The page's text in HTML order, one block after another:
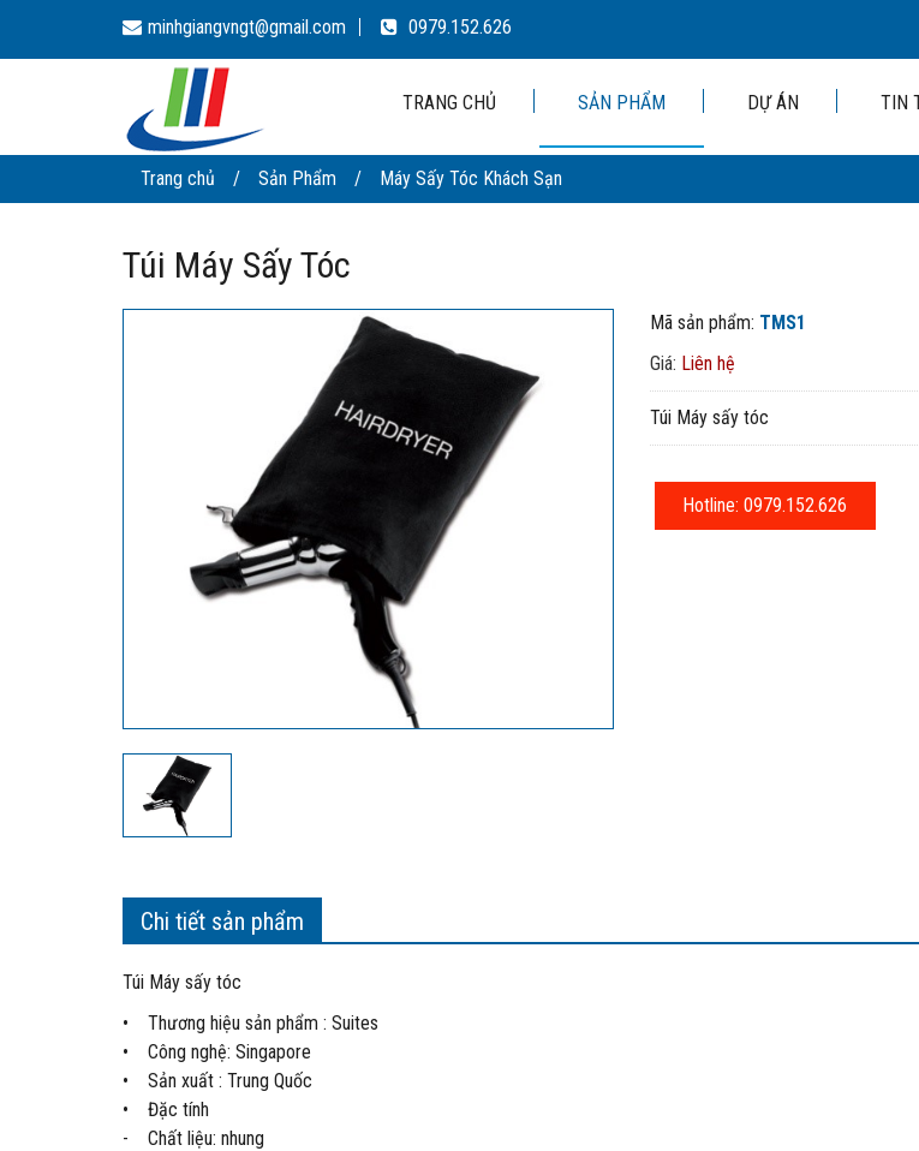
minhgiangvngt@gmail.com 0979.152.626
TRANG CHỦ SẢN PHẨM DỰ ÁN TIN
Trang chủ / Sản Phẩm / Máy Sấy Tóc Khách Sạn
Túi Máy Sấy Tóc
Mã sản phẩm: TMS1
Giá: Liên hệ
Túi Máy sấy tóc
Hotline: 0979.152.626
Chi tiết sản phẩm
Túi Máy sấy tóc
• Thương hiệu sản phẩm : Suites
• Công nghệ: Singapore
• Sản xuất : Trung Quốc
• Đặc tính
- Chất liệu: nhung